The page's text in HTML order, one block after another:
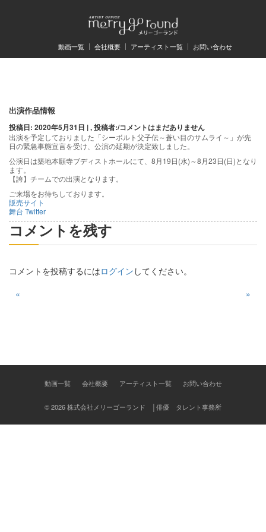
動画一覧 会社概要 アーティスト一覧 お問い合わせ
出演作品情報
投稿日: 2020年5月31日 | , 投稿者:/コメントはまだありません
出演を予定しておりました「シーボルト父子伝～蒼い目のサムライ～」が先
日の緊急事態宣言を受け、公演の延期が決定致しました。
公演日は築地本願寺ブディストホールにて、8月19日(水)～8月23日(日)となり
ます。
【誇】チームでの出演となります。
ご来場をお待ちしております。
販売サイト
舞台 Twitter
コメントを残す
コメントを投稿するにはログイン してください。
投
ゲ
ョ
« »
動画一覧 会社概要 アーティスト一覧 お問い合わせ
© 2026 株式会社メリーゴーランド │俳優 タレント事務所